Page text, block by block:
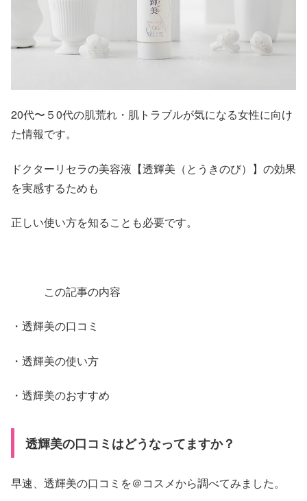
20代〜５0代の肌荒れ・肌トラブルが気になる女性に向け
た情報です。
ドクターリセラの美容液【透輝美（とうきのび）】の効果
を実感するためも
正しい使い方を知ることも必要です。
この記事の内容
・透輝美の口コミ
・透輝美の使い方
・透輝美のおすすめ
透輝美の口コミはどうなってますか？
早速、透輝美の口コミを＠コスメから調べてみました。